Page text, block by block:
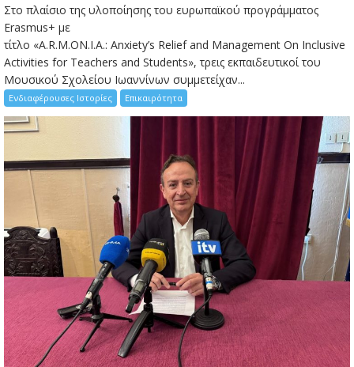
Στο πλαίσιο της υλοποίησης του ευρωπαϊκού προγράμματος
Erasmus+ με
τίτλο «A.R.M.ON.I.A.: Anxiety’s Relief and Management On Inclusive
Activities for Teachers and Students», τρεις εκπαιδευτικοί του
Μουσικού Σχολείου Ιωαννίνων συμμετείχαν...
Ενδιαφέρουσες Ιστορίες Επικαιρότητα